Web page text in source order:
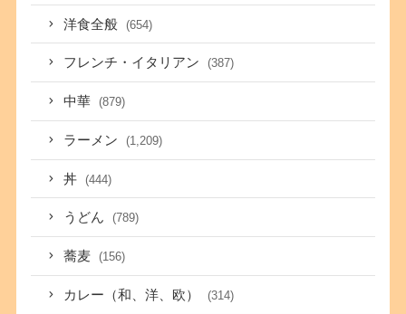
洋食全般 (654)
フレンチ・イタリアン (387)
中華 (879)
ラーメン (1,209)
丼 (444)
うどん (789)
蕎麦 (156)
カレー（和、洋、欧） (314)